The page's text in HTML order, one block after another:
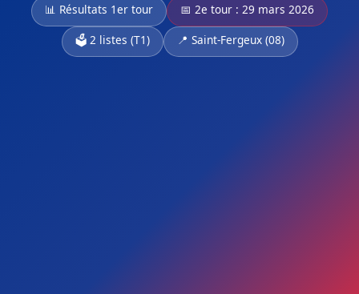
📊 Résultats 1er tour
📅 2e tour : 29 mars 2026
🗳️ 2 listes (T1)
📍 Saint-Fergeux (08)